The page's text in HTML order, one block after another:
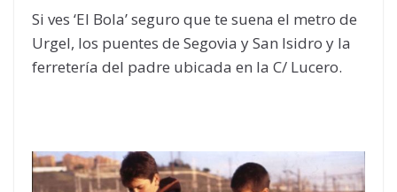
Si ves ‘El Bola’ seguro que te suena el metro de
Urgel, los puentes de Segovia y San Isidro y la
ferretería del padre ubicada en la C/ Lucero.